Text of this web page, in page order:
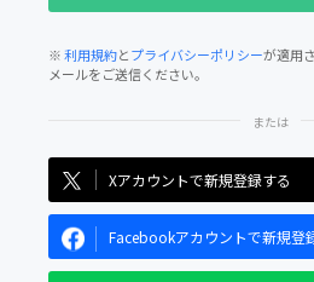
※利用規約とプライバシーポリシーが適用
メールをご送信ください。
Xアカウントで新規登録する
Facebookアカウントで新規登